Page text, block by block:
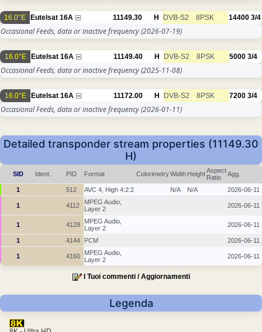
16.0°E Eutelsat 16A 11149.30 H DVB-S2 8PSK 14400 3/4
Occasional Feeds, data or inactive frequency(2026-07-19)
16.0°E Eutelsat 16A 11149.40 H DVB-S2 8PSK 5000 3/4
Occasional Feeds, data or inactive frequency(2025-11-08)
16.0°E Eutelsat 16A 11172.00 H DVB-S2 8PSK 7200 3/4
Occasional Feeds, data or inactive frequency(2026-01-11)
Detailed transponder stream properties (11149.30
H)
SID Ident. PID Format ColorimetryWidth HeightAspect
Ratio
Agg.
1 512 AVC 4, High 4:2:2 N/A N/A 2026-06-11
1 4112
MPEG Audio,
Layer 2
2026-06-11
1 4128
MPEG Audio,
Layer 2
2026-06-11
1 4144 PCM 2026-06-11
1 4160
MPEG Audio,
Layer 2
2026-06-11
I Tuoi commenti / Aggiornamenti
Legenda